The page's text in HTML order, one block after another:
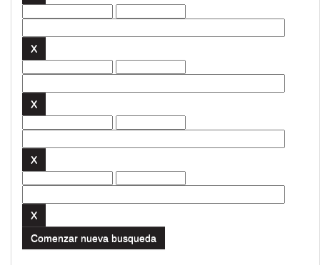
Comenzar nueva busqueda